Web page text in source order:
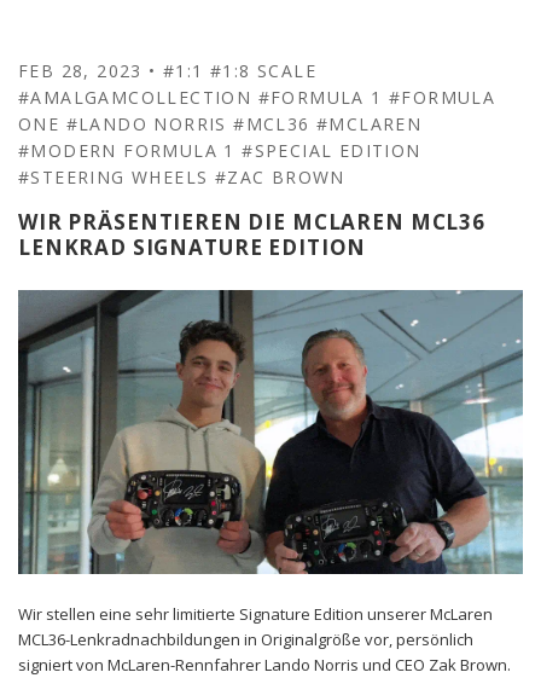
FEB 28, 2023 •#1:1 #1:8 SCALE
#AMALGAMCOLLECTION #FORMULA 1 #FORMULA
ONE #LANDO NORRIS #MCL36 #MCLAREN
#MODERN FORMULA 1 #SPECIAL EDITION
#STEERING WHEELS #ZAC BROWN
WIR PRÄSENTIEREN DIE MCLAREN MCL36
LENKRAD SIGNATURE EDITION
Wir stellen eine sehr limitierte Signature Edition unserer McLaren
MCL36-Lenkradnachbildungen in Originalgröße vor, persönlich
signiert von McLaren-Rennfahrer Lando Norris und CEO Zak Brown.